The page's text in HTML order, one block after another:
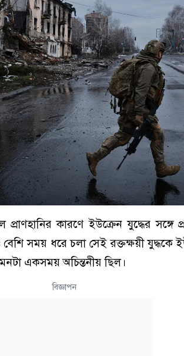
কারণে ইউক্রেন যুদ্ধের সঙ্গে
সময় ধরে চলা সেই রক্তক্ষয়ী যুদ্ধকে
একসময় অচিন্তনীয় ছিল।
বিজ্ঞাপন